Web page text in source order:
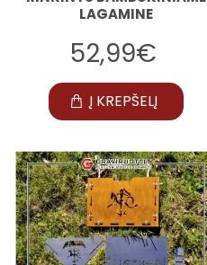
LAGAMINE
52,99€
Į KREPŠELĮ